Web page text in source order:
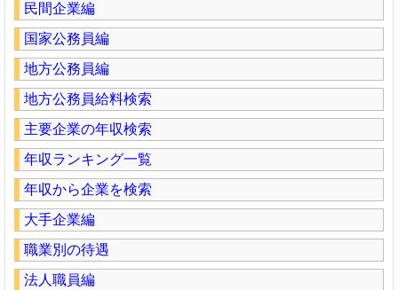
民間企業編
国家公務員編
地方公務員編
地方公務員給料検索
主要企業の年収検索
年収ランキング一覧
年収から企業を検索
大手企業編
職業別の待遇
法人職員編